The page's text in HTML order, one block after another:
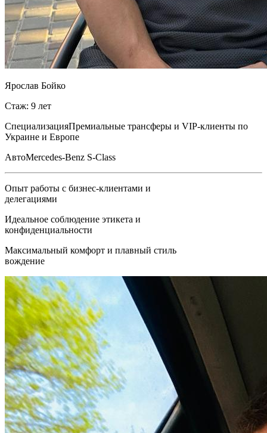
Ярослав Бойко
Стаж: 9 лет
СпециализацияПремиальные трансферы и VIP-клиенты по
Украине и Европе
АвтоMercedes-Benz S-Class
Опыт работы с бизнес-клиентами и
делегациями
Идеальное соблюдение этикета и
конфиденциальности
Максимальный комфорт и плавный стиль
вождение